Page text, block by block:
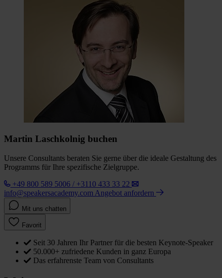
Martin Laschkolnig buchen
Unsere Consultants beraten Sie gerne über die ideale Gestaltung des
Programms für Ihre spezifische Zielgruppe.
+49 800 589 5006 / +3110 433 33 22
info@speakersacademy.com Angebot anfordern
Mit uns chatten
Favorit
Seit 30 Jahren Ihr Partner für die besten Keynote-Speaker
50.000+ zufriedene Kunden in ganz Europa
Das erfahrenste Team von Consultants